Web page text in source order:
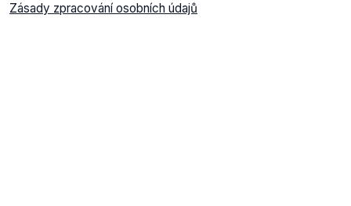
Zásady zpracování osobních údajů